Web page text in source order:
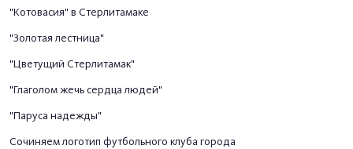
"Котовасия" в Стерлитамаке
"Золотая лестница"
"Цветущий Стерлитамак"
"Глаголом жечь сердца людей"
"Паруса надежды"
Сочиняем логотип футбольного клуба города